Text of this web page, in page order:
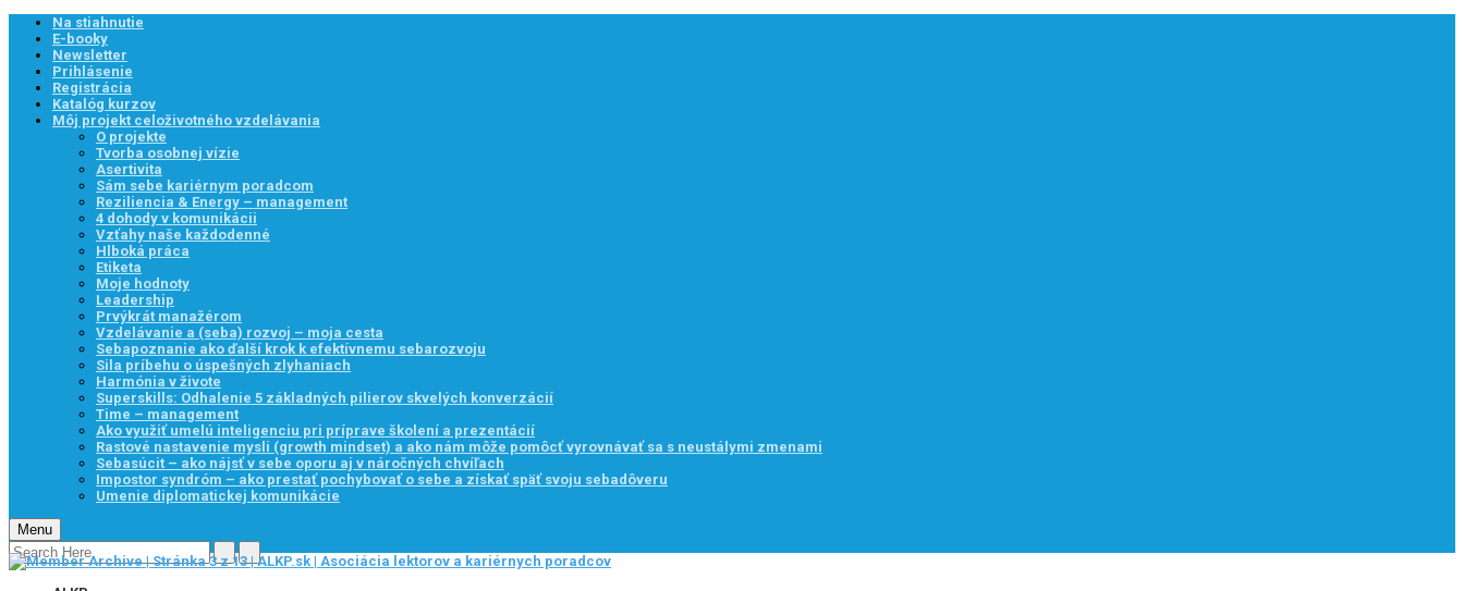
Na stiahnutie
E-booky
Newsletter
Prihlásenie
Registrácia
Katalóg kurzov
Môj projekt celoživotného vzdelávania
O projekte
Tvorba osobnej vízie
Asertivita
Sám sebe kariérnym poradcom
Reziliencia & Energy – management
4 dohody v komunikácii
Vzťahy naše každodenné
Hlboká práca
Etiketa
Moje hodnoty
Leadership
Prvýkrát manažérom
Vzdelávanie a (seba) rozvoj – moja cesta
Sebapoznanie ako ďalší krok k efektívnemu sebarozvoju
Sila príbehu o úspešných zlyhaniach
Harmónia v živote
Superskills: Odhalenie 5 základných pilierov skvelých konverzácií
Time – management
Ako využiť umelú inteligenciu pri príprave školení a prezentácií
Rastové nastavenie mysli (growth mindset) a ako nám môže pomôcť vyrovnávať sa s neustálymi zmenami
Sebasúcit – ako nájsť v sebe oporu aj v náročných chvíľach
Impostor syndróm – ako prestať pochybovať o sebe a získať späť svoju sebadôveru
Umenie diplomatickej komunikácie
Menu